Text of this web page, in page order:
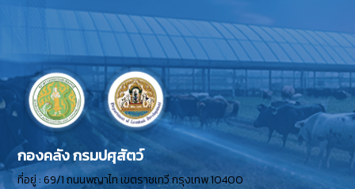
กองคลัง กรมปศุสัตว์
ที่อยู่ : 69/1 ถนนพญาไท เขตราชเทวี กรุงเทพ 10400